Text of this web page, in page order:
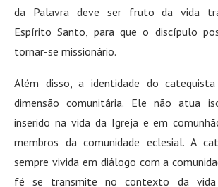
da Palavra deve ser fruto da vida
Espírito Santo, para que o discípulo
tornar-se missionário.
Além disso, a identidade do
dimensão comunitária. Ele não atua
inserido na vida da Igreja e em
membros da comunidade eclesial. A
sempre vivida em diálogo com a
fé se transmite no contexto da